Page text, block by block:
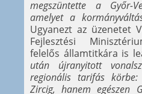
megszüntette a Győr-
amelyet a
Ugyanezt az üzenetet
Fejlesztési
felelős államtitkára is
után újranyitott
regionális tarifás körbe:
Zircig, hanem egészen